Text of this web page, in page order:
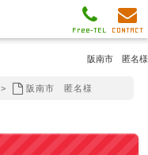
阪南市 匿名様
> 阪南市 匿名様
CONTACT
Free-TEL